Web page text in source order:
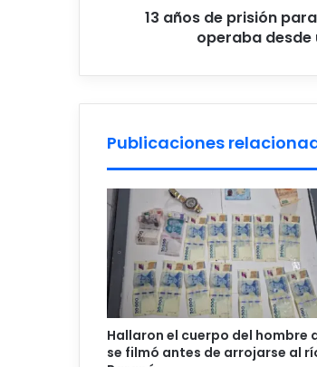
operaba
Resistencia
13 años de prisión
operaba desde
Publicaciones
Hallaron el cuerpo del hombre
se filmó antes de arrojarse al